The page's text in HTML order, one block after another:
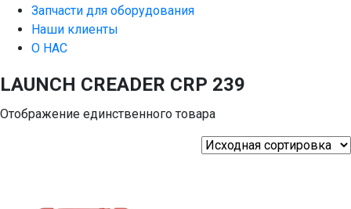
Запчасти для оборудования
Наши клиенты
О НАС
LAUNCH CREADER CRP 239
Отображение единственного товара